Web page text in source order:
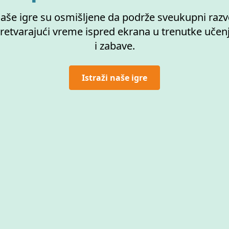
igre su osmišljene da podrže sveukupni
vreme ispred ekrana u trenutke
i zabave.
Istraži naše igre